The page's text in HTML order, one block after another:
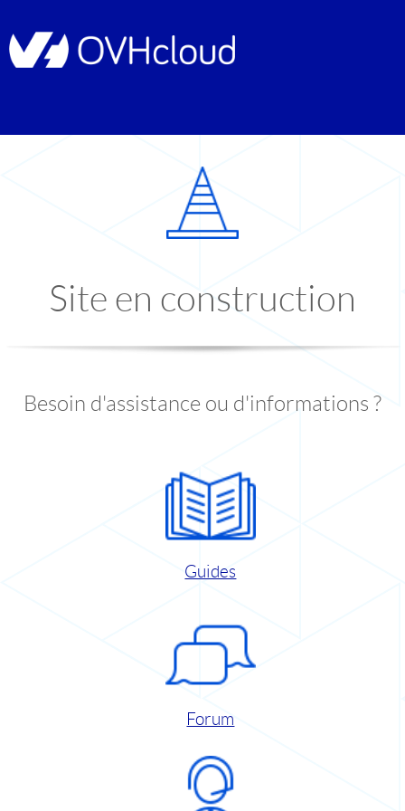
Site en construction
Besoin d'assistance ou d'informations ?
Guides
Forum